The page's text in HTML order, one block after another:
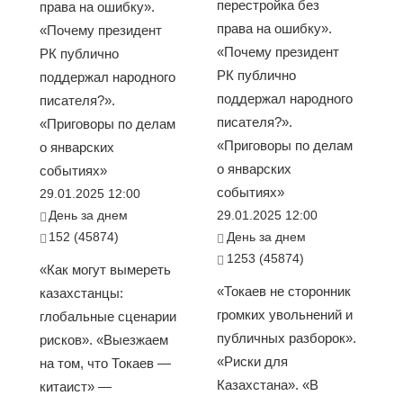
права на ошибку».
«Почему президент
РК публично
поддержал народного
писателя?».
«Приговоры по делам
о январских
событиях»
29.01.2025 12:00
День за днем
152 (45874)
«Как могут вымереть
казахстанцы:
глобальные сценарии
рисков». «Выезжаем
на том, что Токаев —
китаист» —
перестройка без
права на ошибку».
«Почему президент
РК публично
поддержал народного
писателя?».
«Приговоры по делам
о январских
событиях»
29.01.2025 12:00
День за днем
1253 (45874)
«Токаев не сторонник
громких увольнений и
публичных разборок».
«Риски для
Казахстана». «В